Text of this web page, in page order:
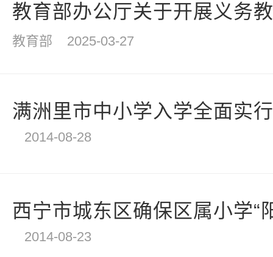
教育部办公厅关于开展义务
教育部 2025-03-27
满洲里市中小学入学全面实
2014-08-28
西宁市城东区确保区属小学“
2014-08-23